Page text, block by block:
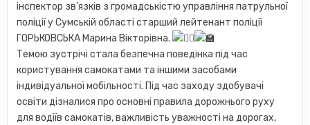
інспектор зв’язків з громадськістю управління патрульної
поліції у Сумській області старший лейтенант поліції
ГОРЬКОВСЬКА Марина Вікторівна.
Темою зустрічі стала безпечна поведінка під час
користування самокатами та іншими засобами
індивідуальної мобільності. Під час заходу здобувачі
освіти дізналися про основні правила дорожнього руху
для водіїв самокатів, важливість уважності на дорогах,